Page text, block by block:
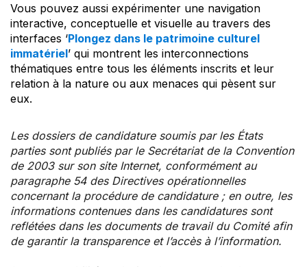
Vous pouvez aussi expérimenter une navigation
interactive, conceptuelle et visuelle au travers des
interfaces ‘Plongez dans le patrimoine culturel
immatériel’ qui montrent les interconnections
thématiques entre tous les éléments inscrits et leur
relation à la nature ou aux menaces qui pèsent sur
eux.
Les dossiers de candidature soumis par les États
parties sont publiés par le Secrétariat de la Convention
de 2003 sur son site Internet, conformément au
paragraphe 54 des Directives opérationnelles
concernant la procédure de candidature ; en outre, les
informations contenues dans les candidatures sont
reflétées dans les documents de travail du Comité afin
de garantir la transparence et l’accès à l’information.